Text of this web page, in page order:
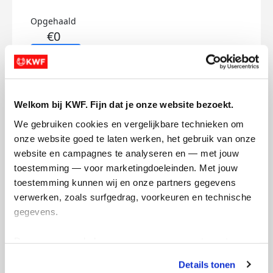
Welkom bij KWF. Fijn dat je onze website bezoekt.
We gebruiken cookies en vergelijkbare technieken om
onze website goed te laten werken, het gebruik van onze
website en campagnes te analyseren en — met jouw
toestemming — voor marketingdoeleinden. Met jouw
toestemming kunnen wij en onze partners gegevens
verwerken, zoals surfgedrag, voorkeuren en technische
gegevens.
tonen. Je kunt je toestemming op elk moment wijzigen of
Details tonen
Opgehaald
€0
Doneer